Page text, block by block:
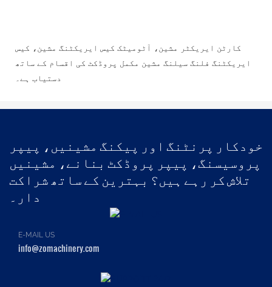
کارٹن ایریکٹر مشین، آٹومیٹک کیس ایریکٹنگ مشین، کیس
ایریکٹنگ فلنگ سیلنگ مشین مکمل پروڈکٹ کی اقسام کے ساتھ
دستیاب ہے۔
خودکار پرنٹنگ اور پیکنگ مشینیں، پیپر
پروسیسنگ، پیپر پروڈکٹ بنانے، مشینیں
تلاش کر رہے ہیں؟ بہترین کے ساتھ شراکت
دار۔
E-MAIL US
info@zomachinery.com